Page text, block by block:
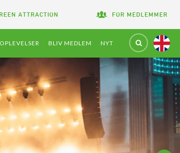
ATTRACTION FOR MEDLEMMER
BLIV MEDLEM NYT